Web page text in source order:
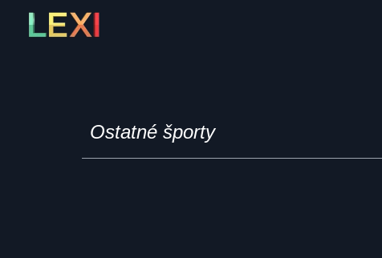
Ostatné športy